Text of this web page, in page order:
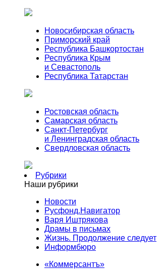
Новосибирская область
Приморский край
Республика Башкортостан
Республика Крым
и Севастополь
Республика Татарстан
Ростовская область
Самарская область
Санкт-Петербург
и Ленинградская область
Свердловская область
Рубрики
Наши рубрики
Новости
Русфонд.Навигатор
Варя Иштрякова
Драмы в письмах
Жизнь. Продолжение следует
Информбюро
«Коммерсантъ»